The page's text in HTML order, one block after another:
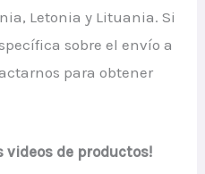
Letonia y Lituania. Si
sobre el envío a
para obtener
videos de productos!